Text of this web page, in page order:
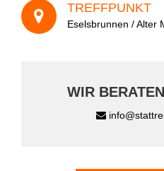
TREFFPUNKT
Eselsbrunnen / Alter
WIR